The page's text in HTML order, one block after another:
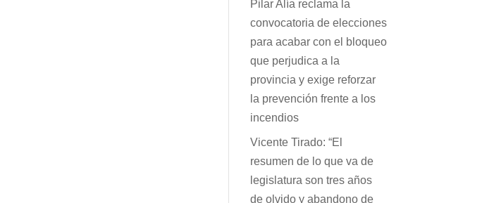
Pilar Alía reclama la
convocatoria de elecciones
para acabar con el bloqueo
que perjudica a la
provincia y exige reforzar
la prevención frente a los
incendios
Vicente Tirado: “El
resumen de lo que va de
legislatura son tres años
de olvido y abandono de